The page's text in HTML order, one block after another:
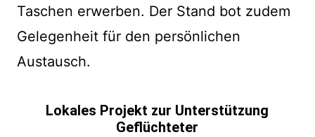
Taschen erwerben. Der Stand bot zudem
Gelegenheit für den persönlichen
Austausch.
Lokales Projekt zur Unterstützung
Geflüchteter